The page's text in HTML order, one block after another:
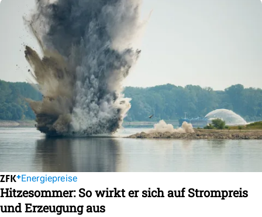
Energiepreise
Hitzesommer: So wirkt er sich auf Strompreis
und Erzeugung aus